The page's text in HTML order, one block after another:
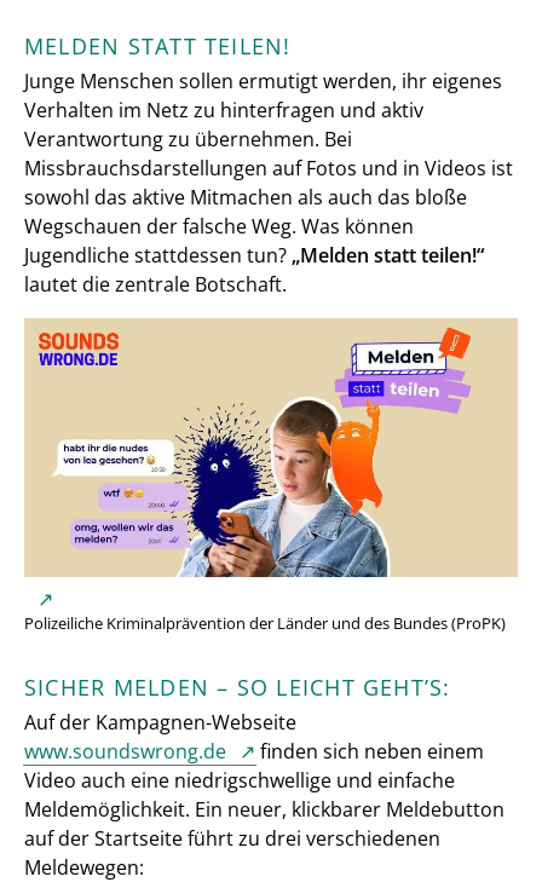
MELDEN STATT TEILEN!
Junge Menschen sollen ermutigt werden, ihr eigenes
Verhalten im Netz zu hinterfragen und aktiv
Verantwortung zu übernehmen. Bei
Missbrauchsdarstellungen auf Fotos und in Videos ist
sowohl das aktive Mitmachen als auch das bloße
Wegschauen der falsche Weg. Was können
Jugendliche stattdessen tun? „Melden statt teilen!“
lautet die zentrale Botschaft.
Polizeiliche Kriminalprävention der Länder und des Bundes (ProPK)
SICHER MELDEN – SO LEICHT GEHT’S:
Auf der Kampagnen-Webseite
www.soundswrong.de
finden sich neben einem
Video auch eine niedrigschwellige und einfache
Meldemöglichkeit. Ein neuer, klickbarer Meldebutton
auf der Startseite führt zu drei verschiedenen
Meldewegen: